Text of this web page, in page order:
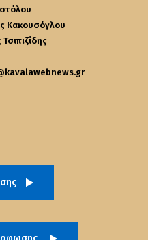
Κακουσόγλου